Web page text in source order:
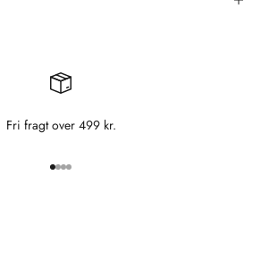
Fri fragt over 499 kr.
Gå til element 1
Gå til element 2
Gå til element 3
Gå til element 4